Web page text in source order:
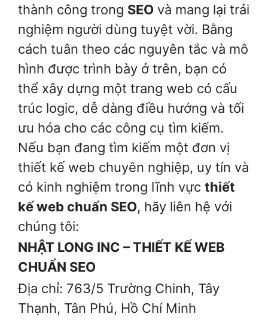
thành công trong SEO và mang lại trải
nghiệm người dùng tuyệt vời. Bằng
cách tuân theo các nguyên tắc và mô
hình được trình bày ở trên, bạn có
thể xây dựng một trang web có cấu
trúc logic, dễ dàng điều hướng và tối
ưu hóa cho các công cụ tìm kiếm.
Nếu bạn đang tìm kiếm một đơn vị
thiết kế web chuyên nghiệp, uy tín và
có kinh nghiệm trong lĩnh vực thiết
kế web chuẩn SEO, hãy liên hệ với
chúng tôi:
NHẬT LONG INC – THIẾT KẾ WEB
CHUẨN SEO
Địa chỉ: 763/5 Trường Chinh, Tây
Thạnh, Tân Phú, Hồ Chí Minh